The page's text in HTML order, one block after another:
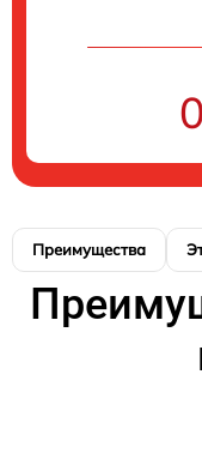
Преимущества